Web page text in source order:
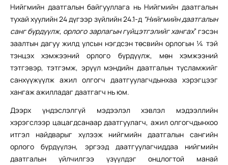
Нийгмийн даатгалын байгууллага нь Нийгмийн даатгалын
тухай хуулийн 24 дүгээр зүйлийн 24.1-д “Нийгмийн даатгалын
санг бүрдүүлж, орлого зарлагын гүйцэтгэлийг хангах” гэсэн
заалтын дагуу жилд улсын нэгдсэн төсвийн орлогын ¼ тэй
тэнцэх хэмжээний орлого бүрдүүлж, мөн хэмжээний
тэтгэвэр, тэтгэмж, эрүүл мэндийн даатгалын тусламжийг
санхүүжүүлж ажил олгогч даатгуулагчдынхаа хэрэгцээг
хангаж ажилладаг даатгагч нь юм.
Дээрх үндэслэлгүй мэдээлэл хэвлэл мэдээллийн
хэрэгслээр цацагдсанаар даатгуулагч, ажил олгогчдынхоо
итгэл найдварыг хүлээж нийгмийн даатгалын сангийн
орлого бүрдүүлэн, эргээд даатгуулагчиддаа нийгмийн
даатгалын үйлчилгээ үзүүлдэг онцлогтой манай